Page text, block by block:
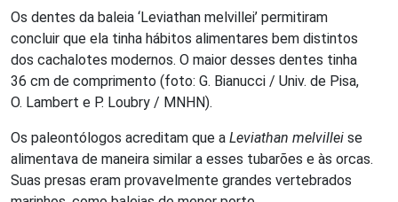
Os dentes da baleia ‘Leviathan melvillei’ permitiram
concluir que ela tinha hábitos alimentares bem distintos
dos cachalotes modernos. O maior desses dentes tinha
36 cm de comprimento (foto: G. Bianucci / Univ. de Pisa,
O. Lambert e P. Loubry / MNHN).
Os paleontólogos acreditam que a Leviathan melvillei se
alimentava de maneira similar a esses tubarões e às orcas.
Suas presas eram provavelmente grandes vertebrados